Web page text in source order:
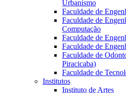
Urbanismo
Faculdade de
Faculdade de
Computação
Faculdade de
Faculdade de
Faculdade de
Piracicaba)
Faculdade de
Institutos
Instituto de Artes